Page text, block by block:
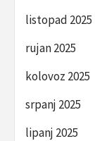
listopad 2025
rujan 2025
kolovoz 2025
srpanj 2025
lipanj 2025